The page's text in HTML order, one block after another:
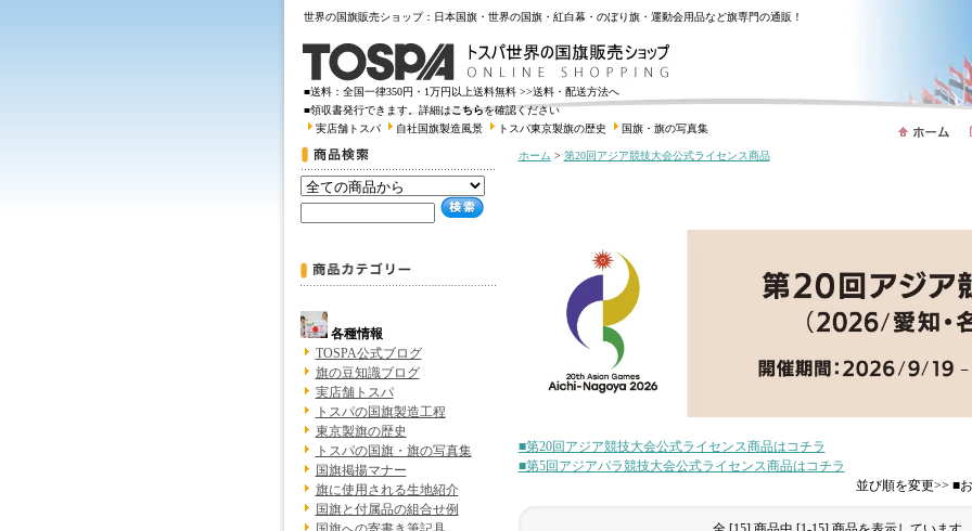
世界の国旗販売ショップ：日本国旗・世界の国旗・紅白幕・のぼり旗・運動会用品など旗専門の通販！
■送料：全国一律350円・1万円以上送料無料 >>送料・配送方法へ
■領収書発行できます。詳細はこちらを確認ください
実店舗トスパ
自社国旗製造風景 トスパ東京製旗の歴史 国旗・旗の写真集
各種情報
TOSPA公式ブログ
旗の豆知識ブログ
実店舗トスパ
トスパの国旗製造工程
東京製旗の歴史
トスパの国旗・旗の写真集
国旗掲揚マナー
旗に使用される生地紹介
国旗と付属品の組合せ例
ホーム > 第20回アジア競技大会公式ライセンス商品
■第20回アジア競技大会公式ライセンス商品はコチラ
■第5回アジアパラ競技大会公式ライセンス商品はコチラ
並び順を変更>> ■